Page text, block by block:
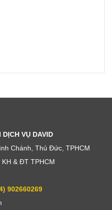
VỤ DAVID
Chánh, Thủ Đức, TPHCM
& ĐT TPHCM
902660269